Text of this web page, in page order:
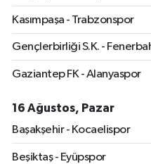
Kasımpaşa - Trabzonspor
Gençlerbirliği S.K. -
Gaziantep FK - Alanyaspor
16 Ağustos, Pazar
Başakşehir - Kocaelispor
Beşiktaş - Eyüpspor